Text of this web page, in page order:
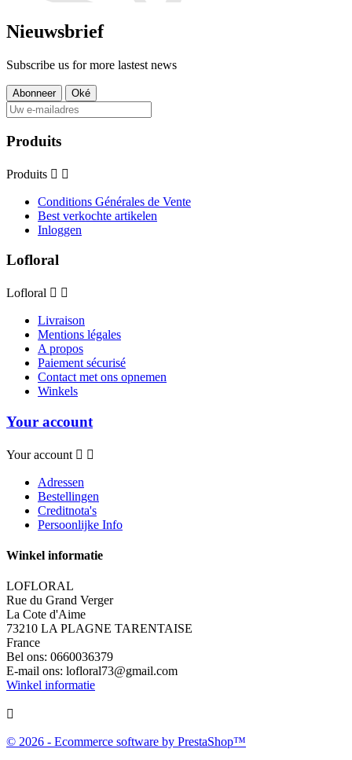
Nieuwsbrief
Subscribe us for more lastest news
Produits
Produits  
Conditions Générales de Vente
Best verkochte artikelen
Inloggen
Lofloral
Lofloral  
Livraison
Mentions légales
A propos
Paiement sécurisé
Contact met ons opnemen
Winkels
Your account
Your account  
Adressen
Bestellingen
Creditnota's
Persoonlijke Info
Winkel informatie
LOFLORAL
Rue du Grand Verger
La Cote d'Aime
73210 LA PLAGNE TARENTAISE
France
Bel ons: 0660036379
E-mail ons: lofloral73@gmail.com
Winkel informatie

© 2026 - Ecommerce software by PrestaShop™